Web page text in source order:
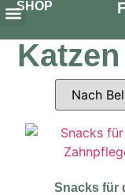
SHOP
Katzen
Snacks für